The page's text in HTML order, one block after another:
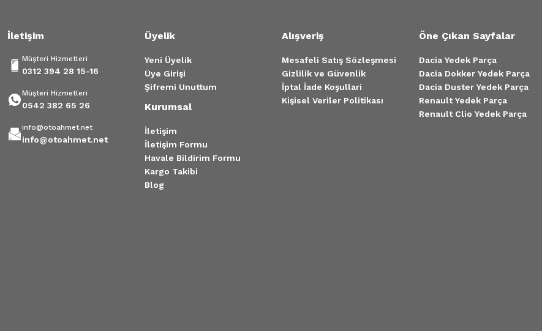
İletişim
Müşteri Hizmetleri
0312 394 28 15-16
Müşteri Hizmetleri
0542 382 65 26
info@otoahmet.net
info@otoahmet.net
Üyelik
Yeni Üyelik
Üye Girişi
Şifremi Unuttum
Kurumsal
İletişim
İletişim Formu
Havale Bildirim Formu
Kargo Takibi
Blog
Alışveriş
Mesafeli Satış Sözleşmesi
Gizlilik ve Güvenlik
İptal İade Koşullari
Kişisel Veriler Politikası
Öne Çıkan Sayfalar
Dacia Yedek Parça
Dacia Dokker Yedek Parça
Dacia Duster Yedek Parça
Renault Yedek Parça
Renault Clio Yedek Parça